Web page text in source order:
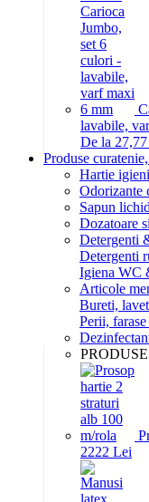
lavabile,
De la
Produse
Hartie
Odorizante
Sapun
Dozatoare
Detergenti
Detergenti
Igiena WC
Articole
Bureti,
Perii,
2222 Lei